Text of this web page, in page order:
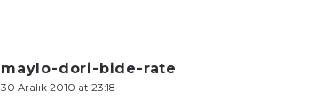
maylo-dori-bide-rate
30 Aralık 2010 at 23:18